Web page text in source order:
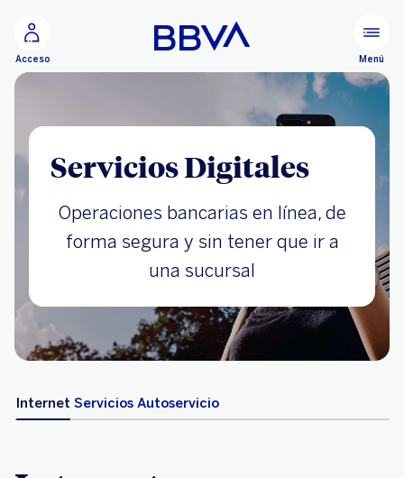
Acceso Menú
Servicios Digitales
Operaciones bancarias en línea, de
forma segura y sin tener que ir a
una sucursal
Internet Servicios Autoservicio